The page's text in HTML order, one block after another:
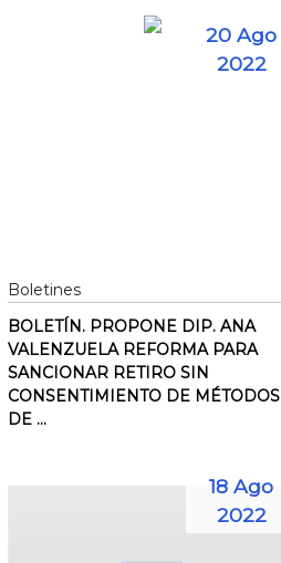
20 Ago
2022
Boletines
BOLETÍN. PROPONE DIP. ANA
VALENZUELA REFORMA PARA
SANCIONAR RETIRO SIN
CONSENTIMIENTO DE MÉTODOS
DE ...
18 Ago
2022